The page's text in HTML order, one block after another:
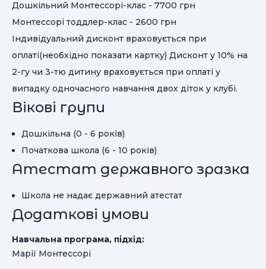
Дошкільний Монтессорі-клас - 7700 грн
Монтессорі тоддлер-клас - 2600 грн
Індивідуальний дисконт враховується при
оплаті(необхідно показати картку) Дисконт у 10% на
2-гу чи 3-тю дитину враховується при оплаті у
випадку одночасного навчання двох діток у клубі.
Вікові групи
Дошкільна (0 - 6 років)
Початкова школа (6 - 10 років)
Атестат державного зразка
Школа не надає державний атестат
Додаткові умови
Навчальна програма, підхід:
Марії Монтессорі